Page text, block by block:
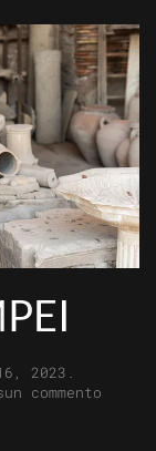
2023 .
commento